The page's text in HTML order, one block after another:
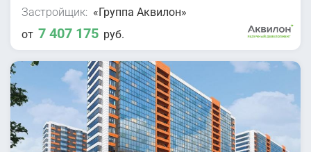
Застройщик: «Группа Аквилон»
от 7 407 175 руб.